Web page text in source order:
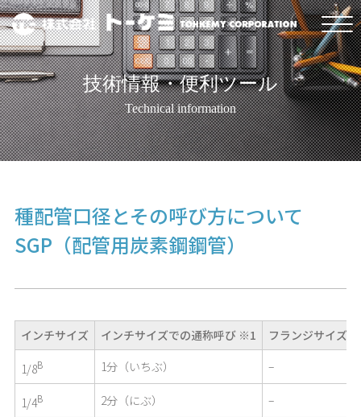
技術情報・便利ツール
Technical information
種配管口径とその呼び方について
SGP（配管用炭素鋼鋼管）
インチサイズ インチサイズでの通称呼び ※1 フランジサイズ
1/8B 1分（いちぶ） –
1/4B 2分（にぶ） –